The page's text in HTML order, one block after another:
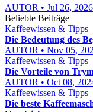
AUTOR • Jul 26, 2026
Beliebte Beiträge
Kaffeewissen & Tipps
Die Bedeutung des
AUTOR • Nov 05,
Kaffeewissen & Tipps
Die Vorteile von
AUTOR • Oct 08,
Kaffeewissen & Tipps
Die beste